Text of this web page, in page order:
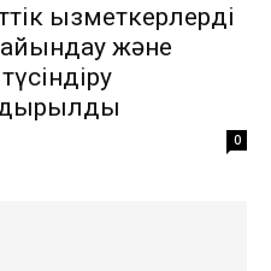
қызметкерлерді
және
0